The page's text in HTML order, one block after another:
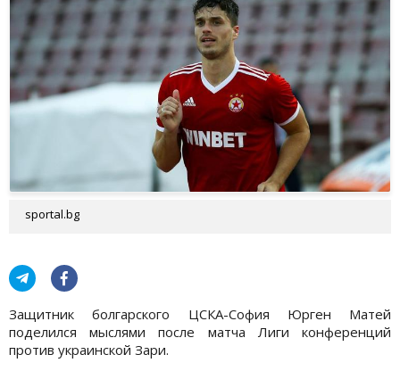
sportal.bg
Защитник болгарского ЦСКА-София Юрген Матей
поделился мыслями после матча Лиги конференций
против украинской Зари.